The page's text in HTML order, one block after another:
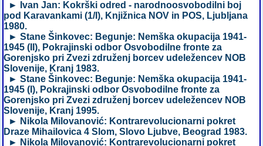
► Ivan Jan: Kokrški odred - narodnoosvobodilni boj
pod Karavankami (1/I), Knjižnica NOV in POS, Ljubljana
1980.
► Stane Šinkovec: Begunje: Nemška okupacija 1941-
1945 (II), Pokrajinski odbor Osvobodilne fronte za
Gorenjsko pri Zvezi združenj borcev udeležencev NOB
Slovenije, Kranj 1983.
► Stane Šinkovec: Begunje: Nemška okupacija 1941-
1945 (I), Pokrajinski odbor Osvobodilne fronte za
Gorenjsko pri Zvezi združenj borcev udeležencev NOB
Slovenije, Kranj 1995.
► Nikola Milovanović: Kontrarevolucionarni pokret
Draze Mihailovica 4 Slom, Slovo Ljubve, Beograd 1983.
► Nikola Milovanović: Kontrarevolucionarni pokret